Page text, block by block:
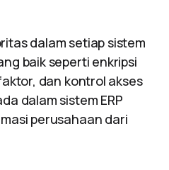
dalam setiap sistem
baik seperti enkripsi
dan kontrol akses
dalam sistem ERP
perusahaan dari